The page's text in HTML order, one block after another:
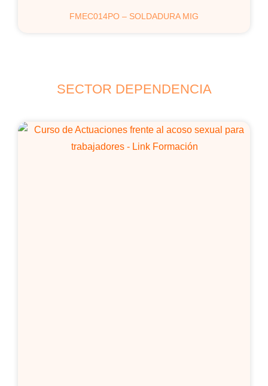
FMEC014PO – SOLDADURA MIG
SECTOR DEPENDENCIA